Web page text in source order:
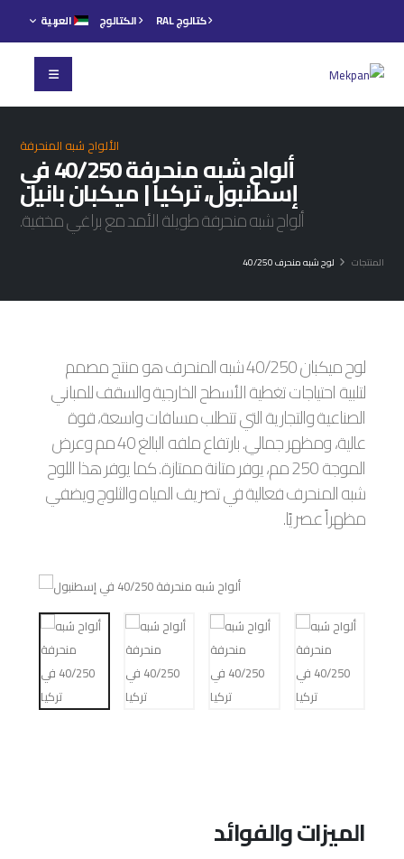
كتالوج RAL الكتالوج العربية
الألواح شبه المنحرفة
ألواح شبه منحرفة 40/250 في
إسطنبول، تركيا | ميكبان بانيل
ألواح شبه منحرفة طويلة الأمد مع براغي مخفية.
المنتجات لوح شبه منحرف 40/250
لوح ميكبان 40/250 شبه المنحرف هو منتج مصمم
لتلبية احتياجات تغطية الأسطح الخارجية والسقف للمباني
الصناعية والتجارية التي تتطلب مسافات واسعة، قوة
عالية، ومظهر جمالي. بارتفاع ملفه البالغ 40 مم وعرض
الموجة 250 مم، يوفر متانة ممتازة. كما يوفر هذا اللوح
شبه المنحرف فعالية في تصريف المياه والثلوج ويضفي
مظهراً عصريًا.
الميزات والفوائد